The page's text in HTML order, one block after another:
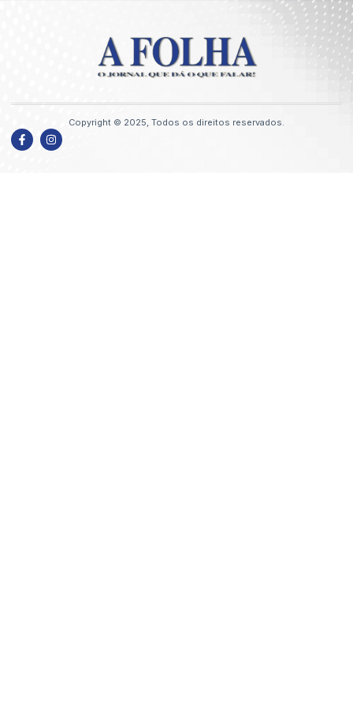
Copyright © 2025, Todos os direitos reservados.